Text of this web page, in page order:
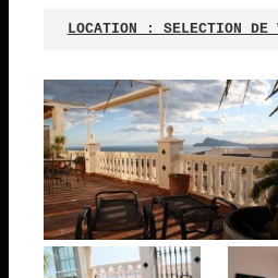
LOCATION : SELECTION